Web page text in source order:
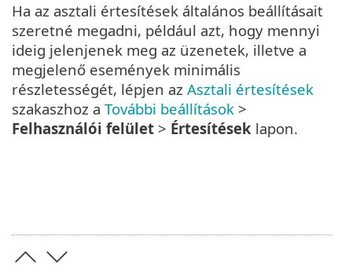
Ha az asztali értesítések általános beállításait
szeretné megadni, például azt, hogy mennyi
ideig jelenjenek meg az üzenetek, illetve a
megjelenő események minimális
részletességét, lépjen az Asztali értesítések
szakaszhoz a További beállítások >
Felhasználói felület > Értesítések lapon.